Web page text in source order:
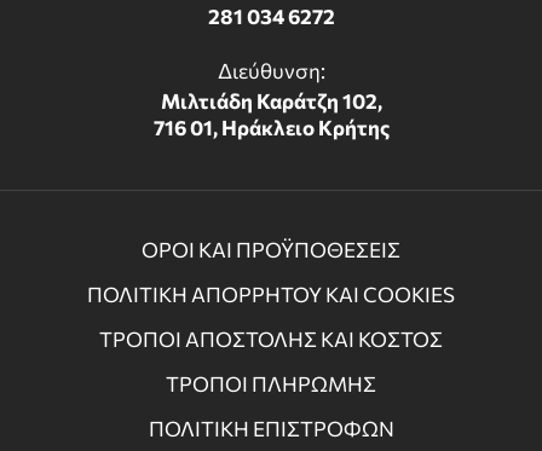
281 034 6272
Διεύθυνση:
Μιλτιάδη Καράτζη 102,
716 01, Ηράκλειο Κρήτης
ΟΡΟΙ ΚΑΙ ΠΡΟΫΠΟΘΕΣΕΙΣ
ΠΟΛΙΤΙΚΗ ΑΠΟΡΡΗΤΟΥ ΚΑΙ COOKIES
ΤΡΟΠΟΙ ΑΠΟΣΤΟΛΗΣ ΚΑΙ ΚΟΣΤΟΣ
ΤΡΟΠΟΙ ΠΛΗΡΩΜΗΣ
ΠΟΛΙΤΙΚΗ ΕΠΙΣΤΡΟΦΩΝ